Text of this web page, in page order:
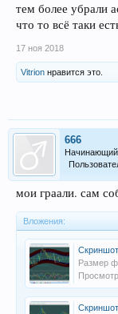
тем более убрали
что то всё таки
17 ноя 2018
Vitrion нравится это.
666
Начинающий
мои граали. сам
Вложения:
Размер